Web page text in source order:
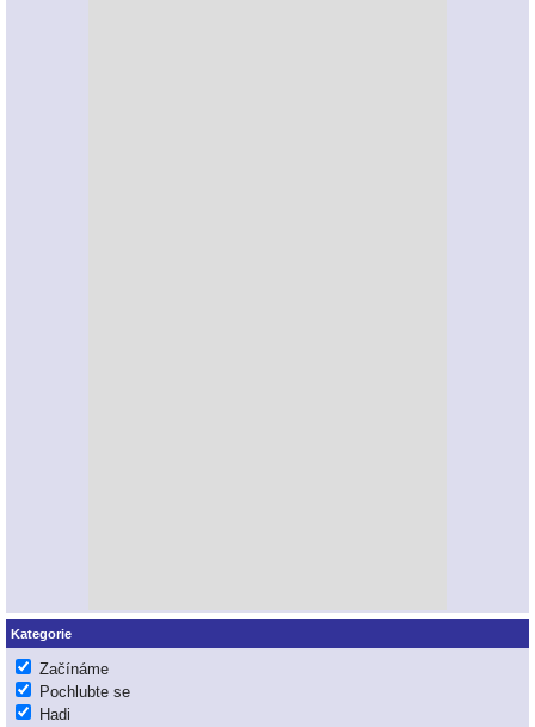
Kategorie
Začínáme
Pochlubte se
Hadi